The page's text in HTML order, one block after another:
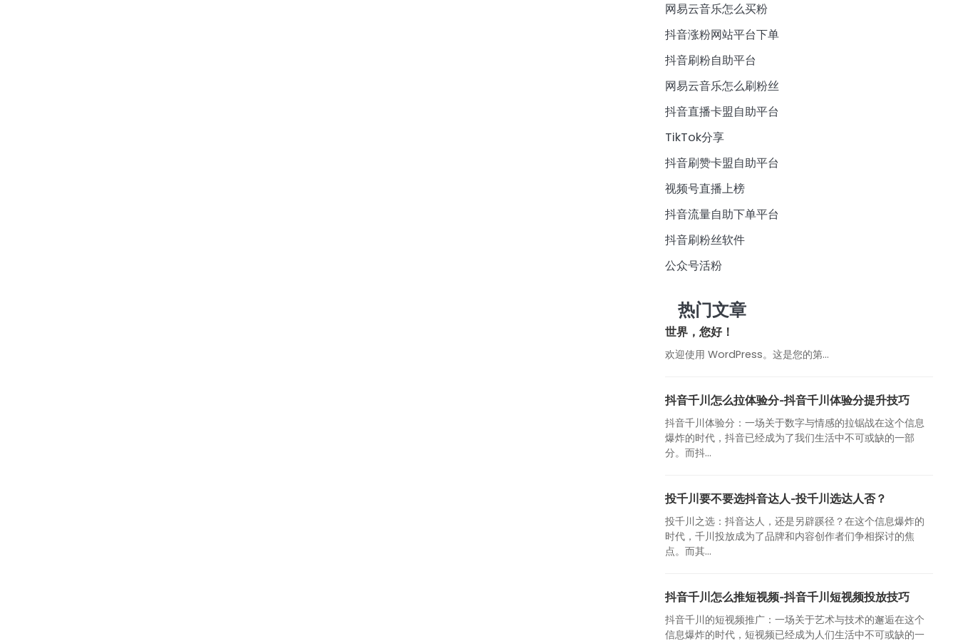
网易云音乐怎么买粉
抖音涨粉网站平台下单
抖音刷粉自助平台
网易云音乐怎么刷粉丝
抖音直播卡盟自助平台
TikTok分享
抖音刷赞卡盟自助平台
视频号直播上榜
抖音流量自助下单平台
抖音刷粉丝软件
公众号活粉
热门文章
世界，您好！
欢迎使用 WordPress。这是您的第…
抖音千川怎么拉体验分-抖音千川体验分提升技巧
抖音千川体验分：一场关于数字与情感的拉锯战在这个信息
爆炸的时代，抖音已经成为了我们生活中不可或缺的一部
分。而抖...
投千川要不要选抖音达人-投千川选达人否？
投千川之选：抖音达人，还是另辟蹊径？在这个信息爆炸的
时代，千川投放成为了品牌和内容创作者们争相探讨的焦
点。而其...
抖音千川怎么推短视频-抖音千川短视频投放技巧
抖音千川的短视频推广：一场关于艺术与技术的邂逅在这个
信息爆炸的时代，短视频已经成为人们生活中不可或缺的一